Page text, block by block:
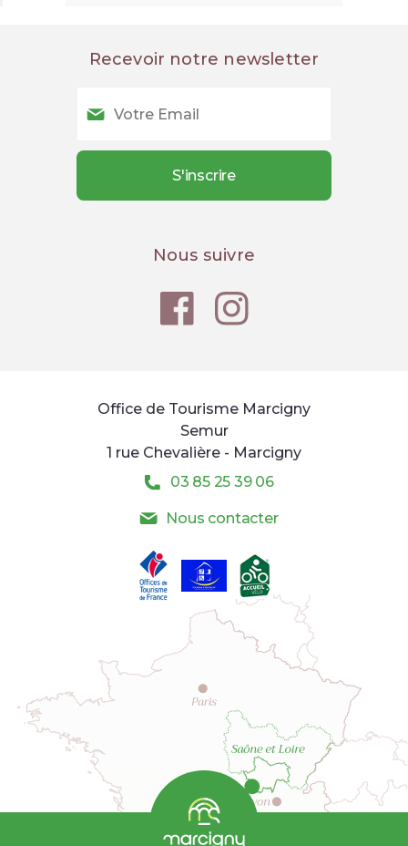
Recevoir notre newsletter
Nous suivre
Office de Tourisme Marcigny
Semur
1 rue Chevalière - Marcigny
03 85 25 39 06
Nous contacter